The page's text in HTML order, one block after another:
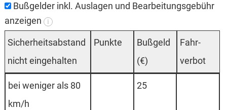
Bußgelder inkl. Auslagen und Bearbeitungsgebühr
anzeigen
i
Sicherheitsabstand
nicht eingehalten
Punkte
Buß­geld
(€)
Fahr­
verbot
bei weniger als 80
km/h
25